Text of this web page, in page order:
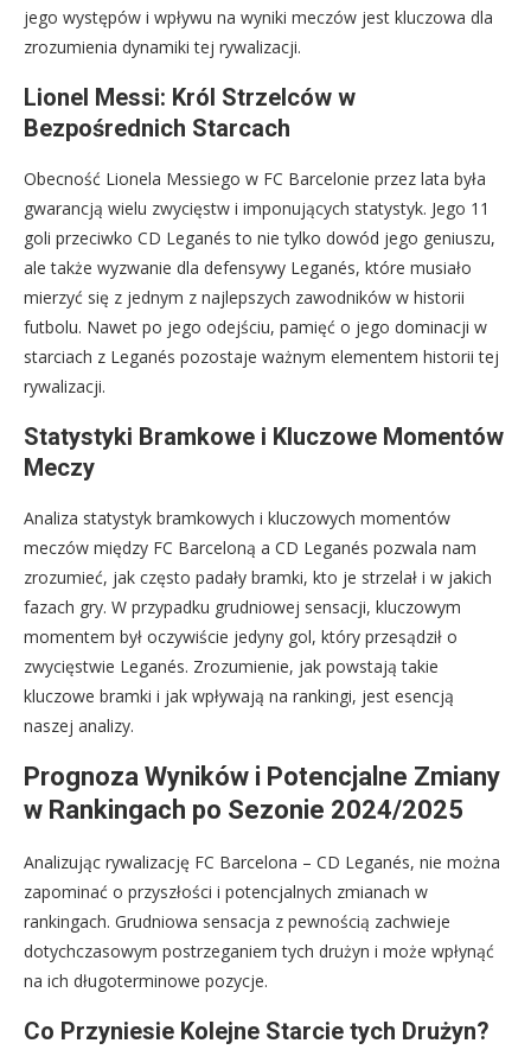
jego występów i wpływu na wyniki meczów jest kluczowa dla
zrozumienia dynamiki tej rywalizacji.
Lionel Messi: Król Strzelców w
Bezpośrednich Starcach
Obecność Lionela Messiego w FC Barcelonie przez lata była
gwarancją wielu zwycięstw i imponujących statystyk. Jego 11
goli przeciwko CD Leganés to nie tylko dowód jego geniuszu,
ale także wyzwanie dla defensywy Leganés, które musiało
mierzyć się z jednym z najlepszych zawodników w historii
futbolu. Nawet po jego odejściu, pamięć o jego dominacji w
starciach z Leganés pozostaje ważnym elementem historii tej
rywalizacji.
Statystyki Bramkowe i Kluczowe Momentów
Meczy
Analiza statystyk bramkowych i kluczowych momentów
meczów między FC Barceloną a CD Leganés pozwala nam
zrozumieć, jak często padały bramki, kto je strzelał i w jakich
fazach gry. W przypadku grudniowej sensacji, kluczowym
momentem był oczywiście jedyny gol, który przesądził o
zwycięstwie Leganés. Zrozumienie, jak powstają takie
kluczowe bramki i jak wpływają na rankingi, jest esencją
naszej analizy.
Prognoza Wyników i Potencjalne Zmiany
w Rankingach po Sezonie 2024/2025
Analizując rywalizację FC Barcelona – CD Leganés, nie można
zapominać o przyszłości i potencjalnych zmianach w
rankingach. Grudniowa sensacja z pewnością zachwieje
dotychczasowym postrzeganiem tych drużyn i może wpłynąć
na ich długoterminowe pozycje.
Co Przyniesie Kolejne Starcie tych Drużyn?